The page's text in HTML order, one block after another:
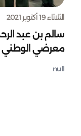
الثلاثاء 19 أكتوبر 2021
سالم بن عبد
معرضي الوطني
null